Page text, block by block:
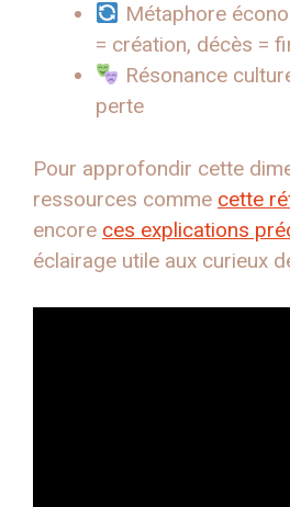
Métaphore
= création, décès =
Résonance
perte
Pour approfondir cette
ressources comme cette
encore ces explications
éclairage utile aux curieux